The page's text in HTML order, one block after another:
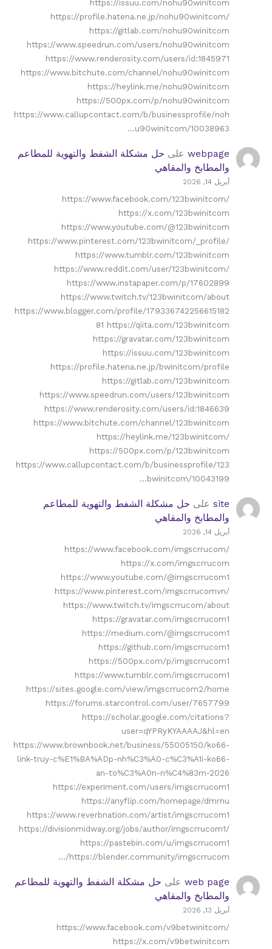
https://issuu.com/nohu90winitcom
https://profile.hatena.ne.jp/nohu90winitcom/
https://gitlab.com/nohu90winitcom
https://www.speedrun.com/users/nohu90winitcom
https://www.renderosity.com/users/id:1845971
https://www.bitchute.com/channel/nohu90winitcom
https://heylink.me/nohu90winitcom
https://500px.com/p/nohu90winitcom
https://www.callupcontact.com/b/businessprofile/noh
u90winitcom/10038963…
webpage على حل مشكلة الشفط والتهوية للمطاعم
والمطابخ والمقاهي
أبريل 14, 2026
https://www.facebook.com/123bwinitcom/
https://x.com/123bwinitcom
https://www.youtube.com/@123bwinitcom
https://www.pinterest.com/123bwinitcom/_profile/
https://www.tumblr.com/123bwinitcom
https://www.reddit.com/user/123bwinitcom/
https://www.instapaper.com/p/17602899
https://www.twitch.tv/123bwinitcom/about
https://www.blogger.com/profile/179336742256615182
81 https://qiita.com/123bwinitcom
https://gravatar.com/123bwinitcom
https://issuu.com/123bwinitcom
https://profile.hatena.ne.jp/bwinitcom/profile
https://gitlab.com/123bwinitcom
https://www.speedrun.com/users/123bwinitcom
https://www.renderosity.com/users/id:1846639
https://www.bitchute.com/channel/123bwinitcom
https://heylink.me/123bwinitcom/
https://500px.com/p/123bwinitcom
https://www.callupcontact.com/b/businessprofile/123
bwinitcom/10043199…
site على حل مشكلة الشفط والتهوية للمطاعم
والمطابخ والمقاهي
أبريل 14, 2026
https://www.facebook.com/imgscrrucom/
https://x.com/imgscrrucom
https://www.youtube.com/@imgscrrucom1
https://www.pinterest.com/imgscrrucomvn/
https://www.twitch.tv/imgscrrucom/about
https://gravatar.com/imgscrrucom1
https://medium.com/@imgscrrucom1
https://github.com/imgscrrucom1
https://500px.com/p/imgscrrucom1
https://www.tumblr.com/imgscrrucom1
https://sites.google.com/view/imgscrrucom2/home
https://forums.starcontrol.com/user/7657799
https://scholar.google.com/citations?
user=qYPRyKYAAAAJ&hl=en
https://www.brownbook.net/business/55005150/ko66-
link-truy-c%E1%BA%ADp-nh%C3%A0-c%C3%A1i-ko66-
an-to%C3%A0n-n%C4%83m-2026
https://experiment.com/users/imgscrrucom1
https://anyflip.com/homepage/dmrnu
https://www.reverbnation.com/artist/imgscrrucom1
https://divisionmidway.org/jobs/author/imgscrrucom1/
https://pastebin.com/u/imgscrrucom1
https://blender.community/imgscrrucom/…
web page على حل مشكلة الشفط والتهوية للمطاعم
والمطابخ والمقاهي
أبريل 13, 2026
https://www.facebook.com/v9betwinitcom/
https://x.com/v9betwinitcom